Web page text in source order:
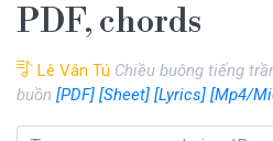
PDF, chords
Lê Vân Tú Chiều buông tiếng
buồn [PDF] [Sheet] [Lyrics] [Mp4/